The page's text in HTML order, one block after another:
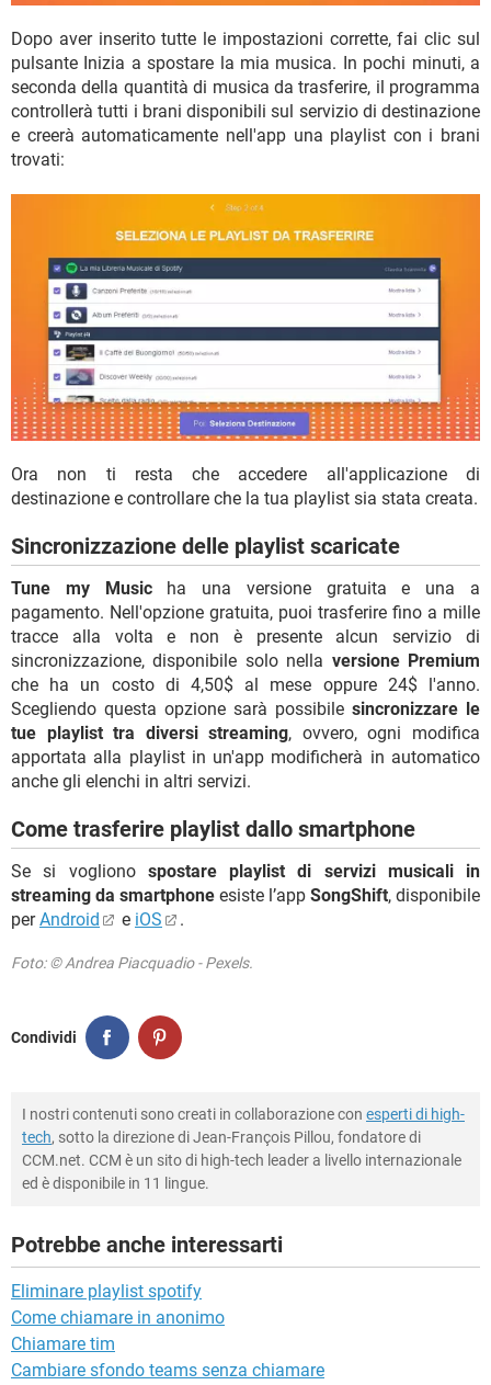
Dopo aver inserito tutte le impostazioni corrette, fai clic sul
pulsante Inizia a spostare la mia musica. In pochi minuti, a
seconda della quantità di musica da trasferire, il programma
controllerà tutti i brani disponibili sul servizio di destinazione
e creerà automaticamente nell'app una playlist con i brani
trovati:
Ora non ti resta che accedere all'applicazione di
destinazione e controllare che la tua playlist sia stata creata.
Sincronizzazione delle playlist scaricate
Tune my Musicha una versione gratuita e una a
pagamento. Nell'opzione gratuita, puoi trasferire fino a mille
tracce alla volta e non è presente alcun servizio di
sincronizzazione, disponibile solo nella versione Premium
che ha un costo di 4,50$ al mese oppure 24$ l'anno.
Scegliendo questa opzione sarà possibile sincronizzare le
tue playlist tra diversi streaming, ovvero, ogni modifica
apportata alla playlist in un'app modificherà in automatico
anche gli elenchi in altri servizi.
Come trasferire playlist dallo smartphone
Se si vogliono spostare playlist di servizi musicali in
streaming da smartphone esiste l’app SongShift, disponibile
perAndroid e iOS .
Foto: © Andrea Piacquadio - Pexels.
Condividi
I nostri contenuti sono creati in collaborazione con esperti di high-
tech, sotto la direzione di Jean-François Pillou, fondatore di
CCM.net. CCM è un sito di high-tech leader a livello internazionale
ed è disponibile in 11 lingue.
Potrebbe anche interessarti
Eliminare playlist spotify
Come chiamare in anonimo
Chiamare tim
Cambiare sfondo teams senza chiamare